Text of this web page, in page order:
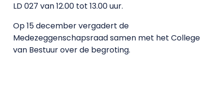
LD 027 van 12.00 tot 13.00 uur.
Op 15 december vergadert de
Medezeggenschapsraad samen met het College
van Bestuur over de begroting.